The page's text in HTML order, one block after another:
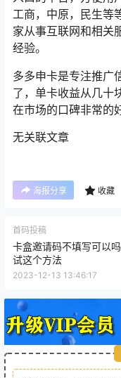
工商，中原，民生等
家从事互联网和相关
经验。
多多申卡是专注推广
了，单卡收益从几十
在市场的口碑非常的
无关联文章
海报分享 收藏
首码投稿
卡盒邀请码不填写可以
试这个方法
2023-12-13 13:46:17